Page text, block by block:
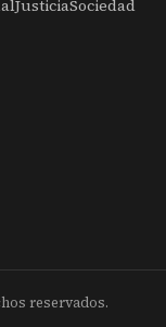
JusticiaSociedad
reservados.